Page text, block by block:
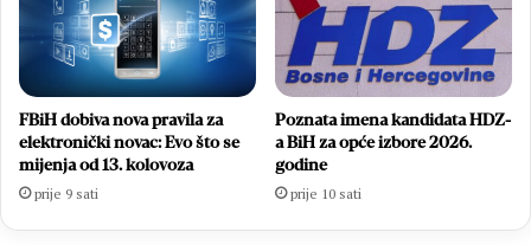
FBiH dobiva nova pravila za
elektronički novac: Evo što se
mijenja od 13. kolovoza
prije 9 sati
Poznata imena kandidata HDZ-
a BiH za opće izbore 2026.
godine
prije 10 sati